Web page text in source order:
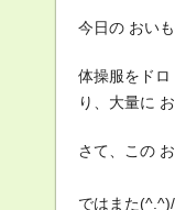
今日の おい
体操服をド
り、大量に
さて、この
ではまた